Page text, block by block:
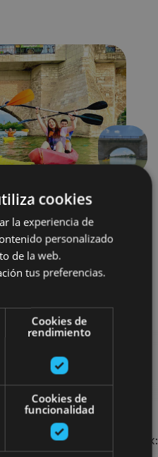
gehiago
planak eta iradokizunak:
cookies
la experiencia de
personalizado
de la web.
tus preferencias.
Cookies de
rendimiento
Cookies de
funcionalidad